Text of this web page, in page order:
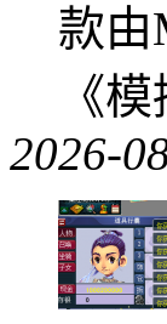
款由
《
2026-